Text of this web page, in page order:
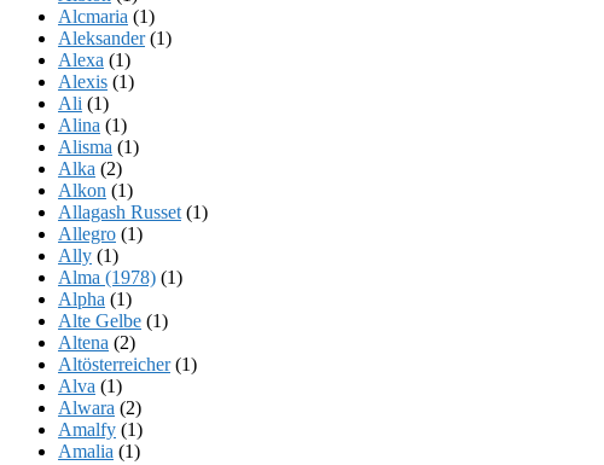
Alcmaria (1)
Aleksander(1)
Alexa (1)
Alexis (1)
Ali (1)
Alina (1)
Alisma (1)
Alka (2)
Alkon (1)
Allagash Russet (1)
Allegro (1)
Ally (1)
Alma (1978) (1)
Alpha (1)
Alte Gelbe (1)
Altena (2)
Altösterreicher(1)
Alva (1)
Alwara (2)
Amalfy (1)
Amalia (1)